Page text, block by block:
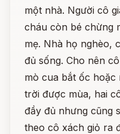
một nhà. Người cô
cháu còn bé chừng
mẹ. Nhà họ nghèo,
đủ sống. Cho nên
mò cua bắt ốc hoặc
trời được mùa, hai
đầy đủ nhưng cũng
theo cô xách giỏ ra